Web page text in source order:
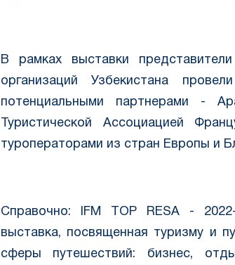
В рамках выставки
организаций Узбекистана
потенциальными партнерами -
Туристической Aссоциацией
туроператорами из стран Европы и
Справочно: IFM TOP RESA -
выставка, посвященная туризму и
сферы путешествий: бизнес,